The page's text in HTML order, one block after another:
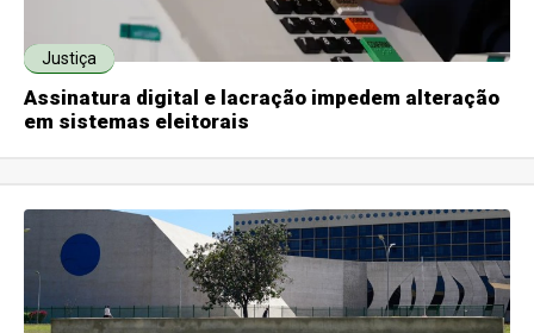
Justiça
Assinatura digital e lacração impedem alteração
em sistemas eleitorais